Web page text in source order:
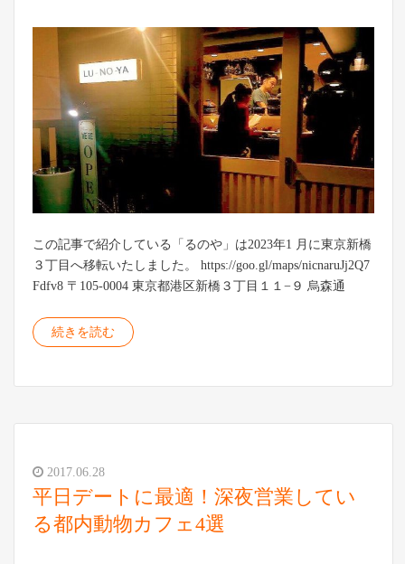
この記事で紹介している「るのや」は2023年1 月に東京新橋
３丁目へ移転いたしました。 https://goo.gl/maps/nicnaruJj2Q7
Fdfv8 〒105-0004 東京都港区新橋３丁目１１−９ 烏森通
続きを読む
2017.06.28
平日デートに最適！深夜営業してい
る都内動物カフェ4選